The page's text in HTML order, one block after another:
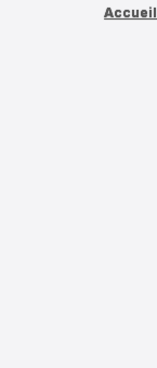
Accueil